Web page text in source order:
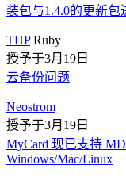
装包与1.4.0的更新包
THP Ruby
授予于3月19日
云备份问题
Neostrom
授予于3月19日
MyCard 现已支持
Windows/Mac/Linux